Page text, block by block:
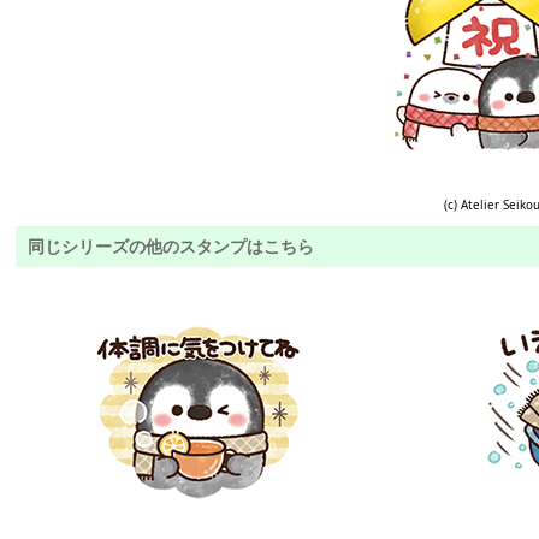
(c) Atelier Seikou
同じシリーズの他のスタンプはこちら